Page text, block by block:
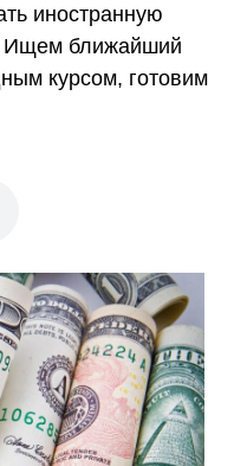
иностранную
Ищем ближайший
курсом, готовим